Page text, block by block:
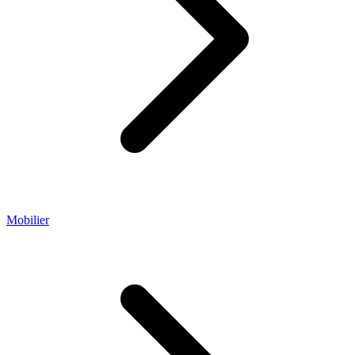
Mobilier